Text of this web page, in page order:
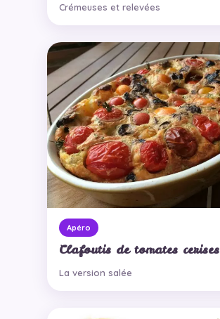
Crémeuses et relevées
Apéro
Clafoutis de tomates cerises
La version salée